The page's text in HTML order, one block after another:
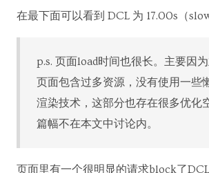
在最下面可以看到 DCL 为 17.00s（
p.s. 页面load时间也很长。主要因
页面包含过多资源，没有使用一些
渲染技术，这部分也存在很多优化
篇幅不在本文中讨论内。
页面里有一个很明显的请求block了